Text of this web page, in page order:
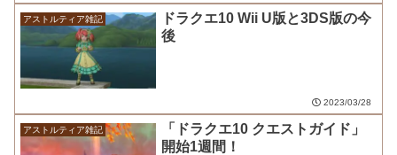
アストルティア雑記
ドラクエ10 Wii U版と3DS版の今
後
2023/03/28
アストルティア雑記
「ドラクエ10 クエストガイド」
開始1週間！